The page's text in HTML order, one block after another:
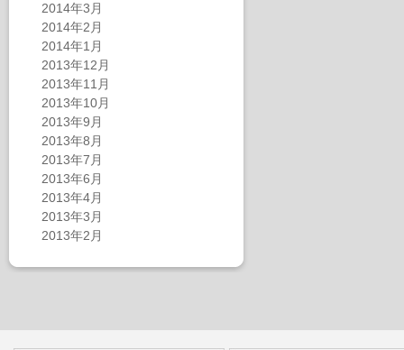
2014年3月
2014年2月
2014年1月
2013年12月
2013年11月
2013年10月
2013年9月
2013年8月
2013年7月
2013年6月
2013年4月
2013年3月
2013年2月